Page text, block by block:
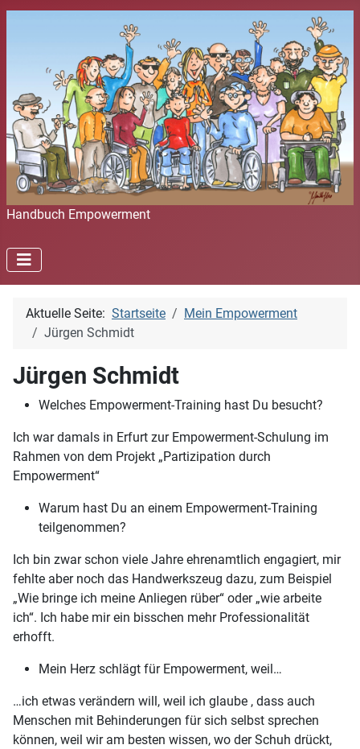
Handbuch Empowerment
Aktuelle Seite: Startseite
Mein Empowerment
Jürgen Schmidt
Jürgen Schmidt
Welches Empowerment-Training hast Du besucht?
Ich war damals in Erfurt zur Empowerment-Schulung im
Rahmen von dem Projekt „Partizipation durch
Empowerment“
Warum hast Du an einem Empowerment-Training
teilgenommen?
Ich bin zwar schon viele Jahre ehrenamtlich engagiert, mir
fehlte aber noch das Handwerkszeug dazu, zum Beispiel
„Wie bringe ich meine Anliegen rüber“ oder „wie arbeite
ich“. Ich habe mir ein bisschen mehr Professionalität
erhofft.
Mein Herz schlägt für Empowerment, weil…
…ich etwas verändern will, weil ich glaube , dass auch
Menschen mit Behinderungen für sich selbst sprechen
können, weil wir am besten wissen, wo der Schuh drückt,